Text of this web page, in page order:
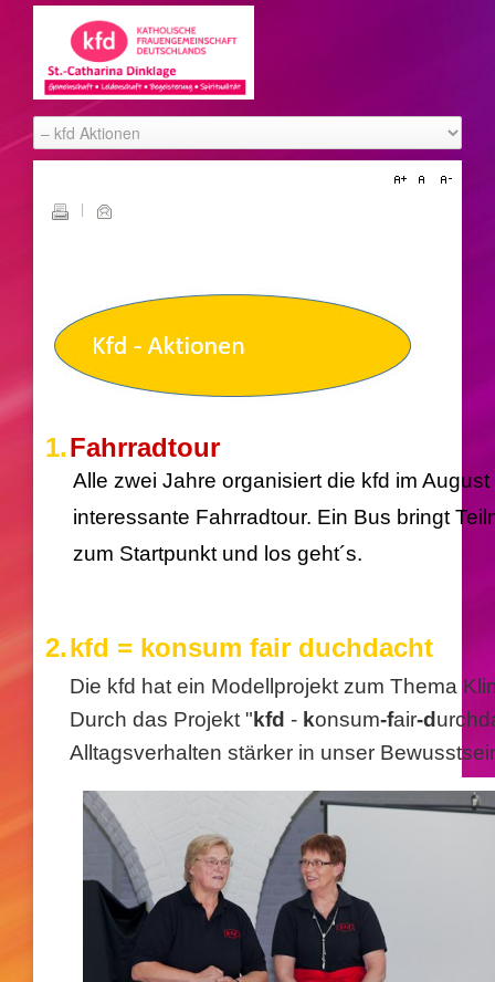
1.Fahrradtour
Alle zwei Jahre organisiert die kfd im
interessante Fahrradtour. Ein Bus bringt
zum Startpunkt und los geht´s.
2.kfd = konsum fair duchdacht
Die kfd hat ein Modellprojekt zum Thema
Durch das Projekt " kfd - konsum-fair-d
Alltagsverhalten stärker in unser